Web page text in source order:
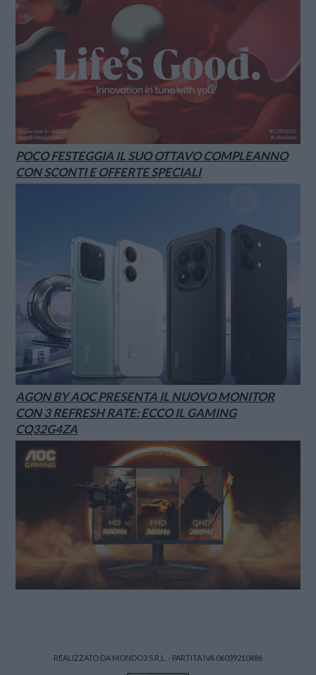
POCO FESTEGGIA IL SUO OTTAVO COMPLEANNO
CON SCONTI E OFFERTE SPECIALI
AGON BY AOC PRESENTA IL NUOVO MONITOR
CON 3 REFRESH RATE: ECCO IL GAMING
CQ32G4ZA
REALIZZATO DA MONDO3 S.R.L. - PARTITA IVA 06039210486